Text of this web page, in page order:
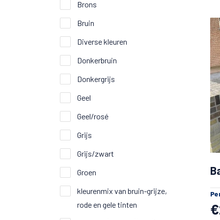
Los gestort mogelijk met groot
Brons
Bruin
Diverse kleuren
Donkerbruin
Donkergrijs
Geel
Geel/rosé
Grijs
Grijs/zwart
Groen
kleurenmix van bruin-grijze,
rode en gele tinten
€